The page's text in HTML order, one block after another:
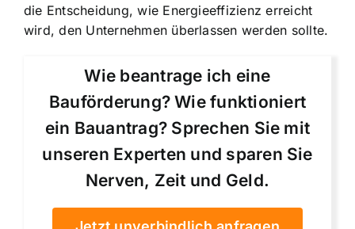
die Entscheidung, wie Energieeffizienz erreicht
wird, den Unternehmen überlassen werden sollte.
Wie beantrage ich eine
Bauförderung? Wie funktioniert
ein Bauantrag? Sprechen Sie mit
unseren Experten und sparen Sie
Nerven, Zeit und Geld.